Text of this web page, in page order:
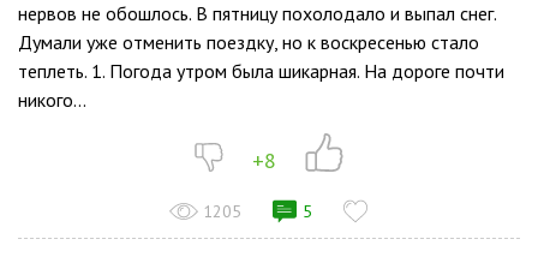
нервов не обошлось. В пятницу похолодало и выпал снег.
Думали уже отменить поездку, но к воскресенью стало
теплеть. 1. Погода утром была шикарная. На дороге почти
никого...
+8
1205 5